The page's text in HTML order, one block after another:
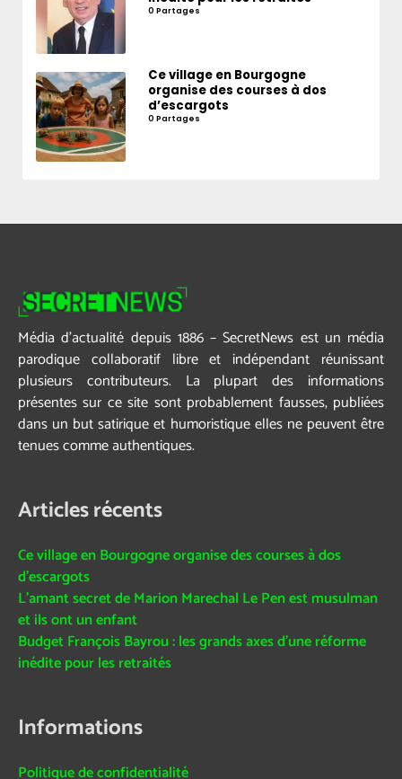
0 Partages
Ce village en Bourgogne
organise des courses à dos
d’escargots
0 Partages
Média d’actualité depuis 1886 – SecretNews est un média
parodique collaboratif libre et indépendant réunissant
plusieurs contributeurs. La plupart des informations
présentes sur ce site sont probablement fausses, publiées
dans un but satirique et humoristique elles ne peuvent être
tenues comme authentiques.
Articles récents
Ce village en Bourgogne organise des courses à dos
d’escargots
L’amant secret de Marion Marechal Le Pen est musulman
et ils ont un enfant
Budget François Bayrou : les grands axes d’une réforme
inédite pour les retraités
Informations
Politique de confidentialité